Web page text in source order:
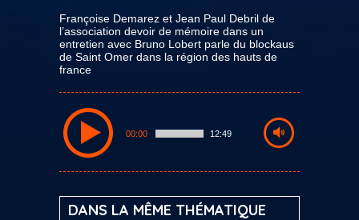
Françoise Demarez et Jean Paul Debril de
l’association devoir de mémoire dans un
entretien avec Bruno Lobert parle du blockaus
de Saint Omer dans la région des hauts de
france
00:00 12:49
DANS LA MÊME THÉMATIQUE